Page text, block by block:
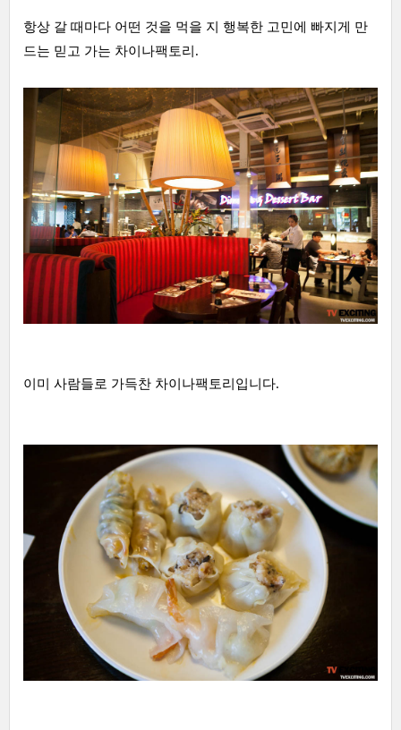
항상 갈 때마다 어떤 것을 먹을 지 행복한 고민에 빠지게 만
드는 믿고 가는 차이나팩토리.
이미 사람들로 가득찬 차이나팩토리입니다.